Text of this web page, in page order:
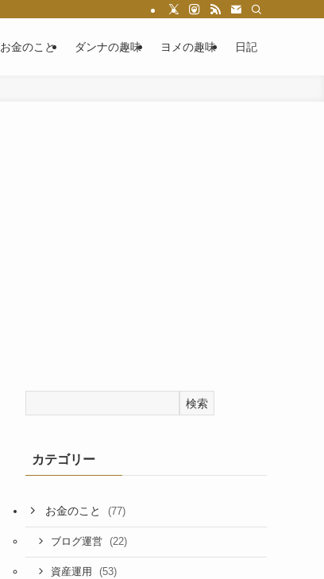
お金のこと ダンナの趣味 ヨメの趣味 日記
検索
カテゴリー
お金のこと (77)
ブログ運営 (22)
資産運用 (53)